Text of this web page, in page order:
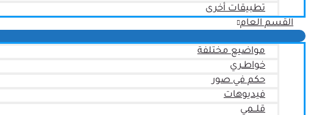
تطبيقات أخرى
القسم العام
مواضيع مختلفة
خواطـري
حكم في صور
فيديوهات
قلــمي